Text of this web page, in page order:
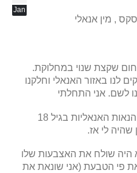
Jan
סקס , מין אנאלי
שקצת שנוי במחלוקת.
לנו באזור האנאלי וחלקנו
לשם. אני התחלתי
את ההכרות שלי עם ההנאות האנאליות בגיל 18
לי אז.
היה שולח את האצבעות שלו
פי הטבעת (אני שונאת את